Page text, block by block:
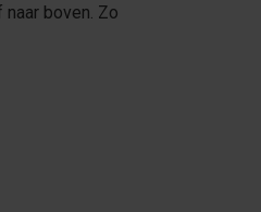
boven. Zo